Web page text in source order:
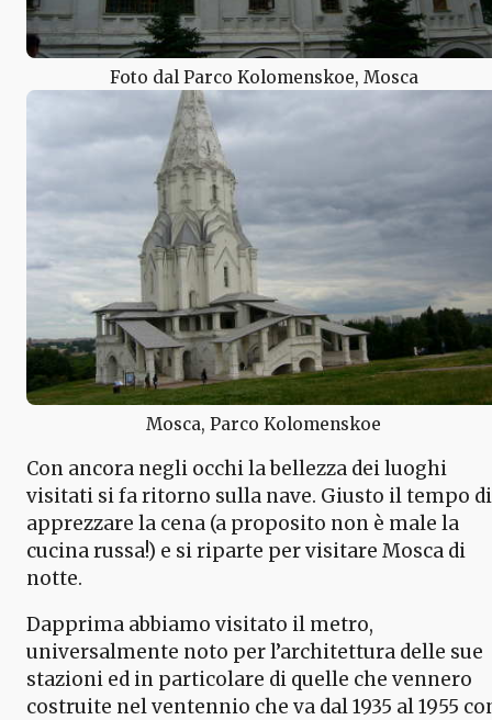
Foto dal Parco Kolomenskoe, Mosca
Mosca, Parco Kolomenskoe
Con ancora negli occhi la bellezza dei luoghi
visitati si fa ritorno sulla nave. Giusto il tempo di
apprezzare la cena (a proposito non è male la
cucina russa!) e si riparte per visitare Mosca di
notte.
Dapprima abbiamo visitato il metro,
universalmente noto per l’architettura delle sue
stazioni ed in particolare di quelle che vennero
costruite nel ventennio che va dal 1935 al 1955